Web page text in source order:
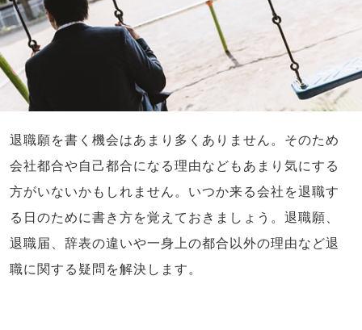
退職願を書く機会はあまり多くありません。そのため
会社都合や自己都合になる理由などもあまり気にする
方がいないかもしれません。いつか来る会社を退職す
る日のために書き方を覚えておきましょう。退職願、
退職届、辞表の違いや一身上の都合以外の理由など退
職に関する疑問を解決します。